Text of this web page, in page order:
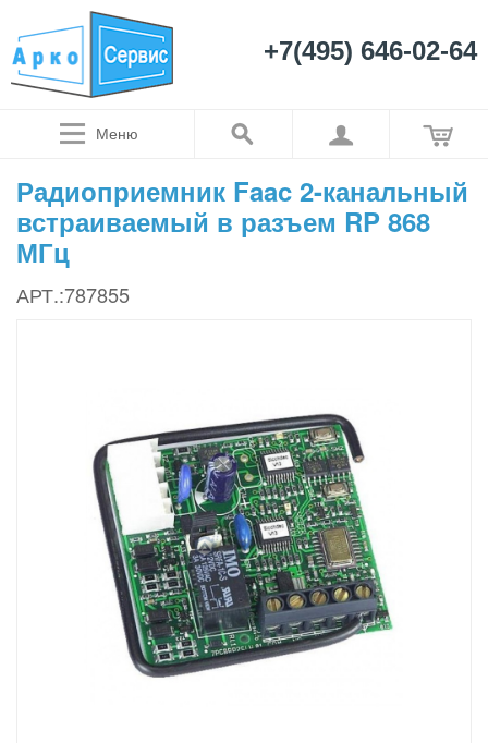
+7(495) 646-02-64
Меню
Радиоприемник Faac 2-канальный
встраиваемый в разъем RP 868
МГц
АРТ.:787855